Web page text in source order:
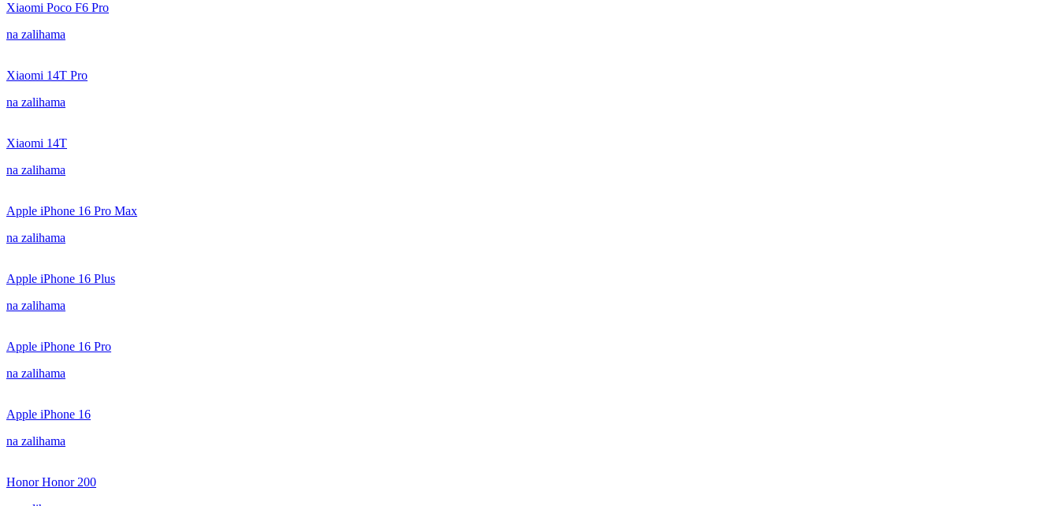
Xiaomi Poco F6 Pro
na zalihama
Xiaomi 14T Pro
na zalihama
Xiaomi 14T
na zalihama
Apple iPhone 16 Pro Max
na zalihama
Apple iPhone 16 Plus
na zalihama
Apple iPhone 16 Pro
na zalihama
Apple iPhone 16
na zalihama
Honor Honor 200